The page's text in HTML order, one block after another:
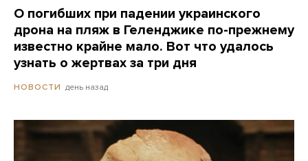
О погибших при падении украинского
дрона на пляж в Геленджике по-прежнему
известно крайне мало. Вот что удалось
узнать о жертвах за три дня
НОВОСТИ день назад